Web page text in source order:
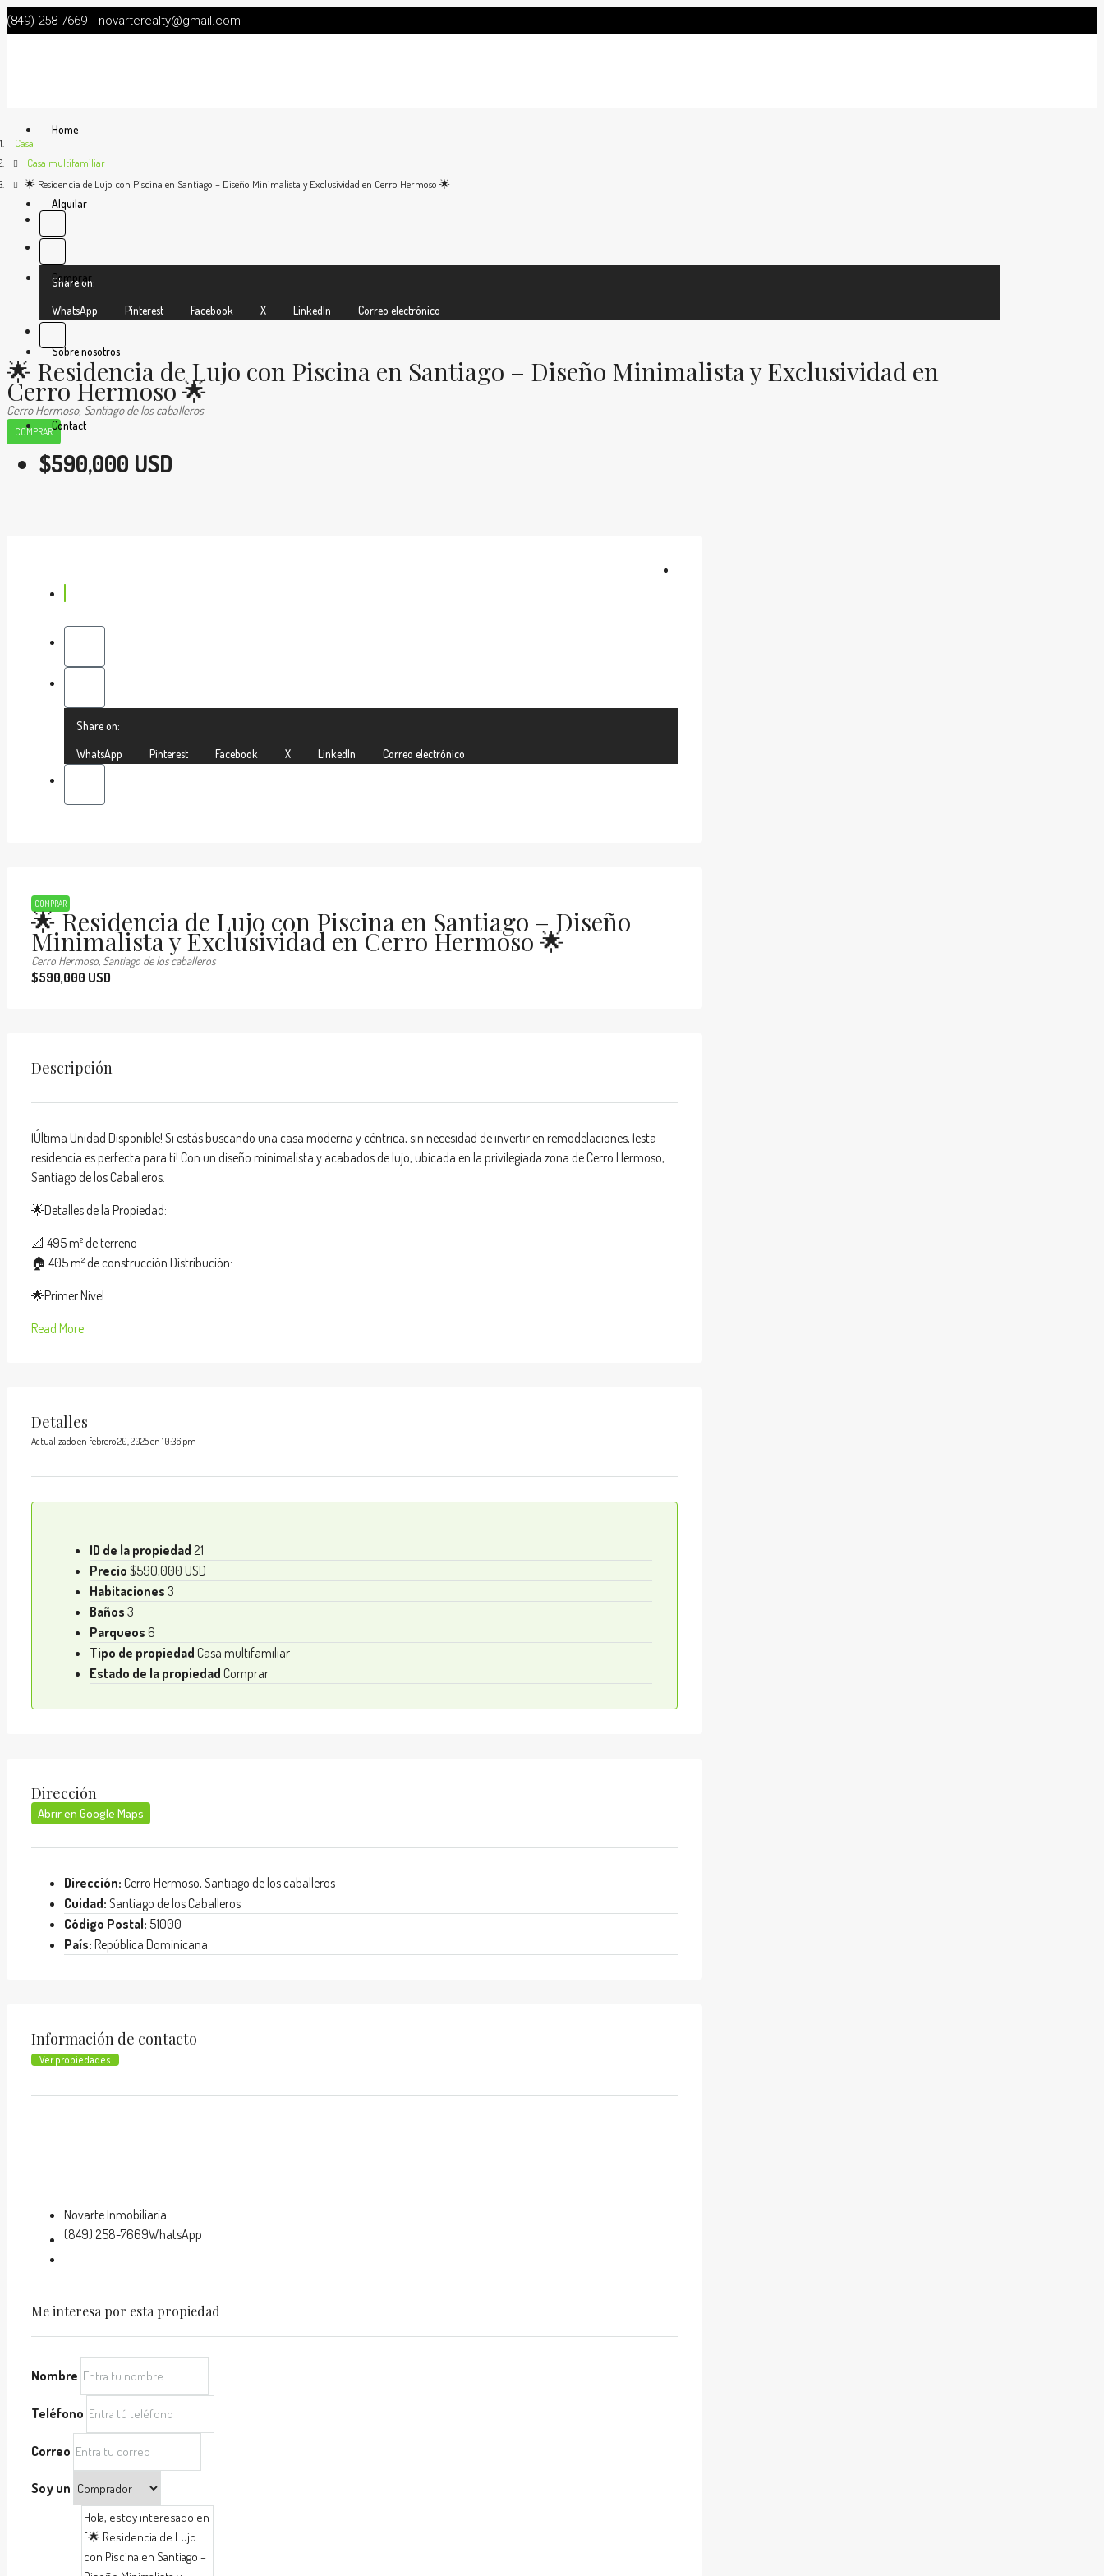
(849) 258-7669 novarterealty@gmail.com
Home
Alquilar
Comprar
Sobre nosotros
Contact
Casa
Casa multifamiliar
🌟 Residencia de Lujo con Piscina en Santiago – Diseño Minimalista y Exclusividad en Cerro Hermoso 🌟
Share on:
WhatsApp
Pinterest Facebook X LinkedIn Correo electrónico
🌟 Residencia de Lujo con Piscina en Santiago – Diseño Minimalista y Exclusividad en
Cerro Hermoso 🌟
Cerro Hermoso, Santiago de los caballeros
COMPRAR
$590,000 USD
Share on:
WhatsApp
Pinterest Facebook X LinkedIn Correo electrónico
COMPRAR
🌟 Residencia de Lujo con Piscina en Santiago – Diseño
Minimalista y Exclusividad en Cerro Hermoso 🌟
Cerro Hermoso, Santiago de los caballeros
$590,000 USD
Descripción
¡Última Unidad Disponible! Si estás buscando una casa moderna y céntrica, sin necesidad de invertir en remodelaciones, ¡esta
residencia es perfecta para ti! Con un diseño minimalista y acabados de lujo, ubicada en la privilegiada zona de Cerro Hermoso,
Santiago de los Caballeros.
🌟Detalles de la Propiedad:
📐 495 m² de terreno
🏠 405 m² de construcción Distribución:
🌟Primer Nivel:
Read More
Detalles
Actualizado en febrero 20, 2025 en 10:36 pm
ID de la propiedad 21
Precio $590,000 USD
Habitaciones 3
Baños 3
Parqueos 6
Tipo de propiedad Casa multifamiliar
Estado de la propiedad Comprar
Dirección
Abrir en Google Maps
Dirección: Cerro Hermoso, Santiago de los caballeros
Cuidad: Santiago de los Caballeros
Código Postal: 51000
País: República Dominicana
Información de contacto
Ver propiedades
Novarte Inmobiliaria
(849) 258-7669WhatsApp
Me interesa por esta propiedad
Nombre
Teléfono
Correo
Soy un